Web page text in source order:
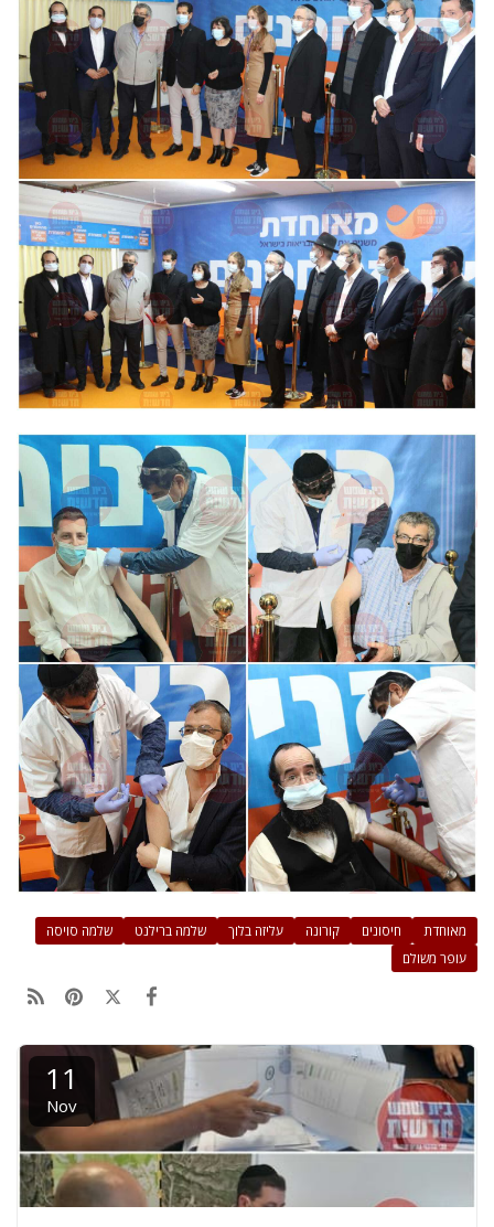
מאוחדת חיסונים קורונה עליזה בלוך שלמה ברילנט
שלמה סויסה
עופר משולם
11
Nov